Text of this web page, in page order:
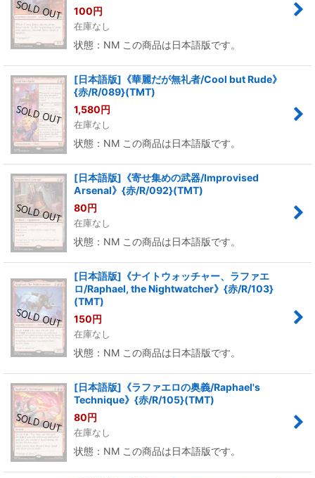
100円
在庫なし
状態：NM この商品は日本語版です。
[日本語版]《華麗だが無礼者/Cool but Rude》
{赤/R/089}(TMT)
1,580円
在庫なし
状態：NM この商品は日本語版です。
[日本語版]《寄せ集めの武器/Improvised
Arsenal》{赤/R/092}(TMT)
80円
在庫なし
状態：NM この商品は日本語版です。
[日本語版]《ナイトウォッチャー、ラファエ
ロ/Raphael, the Nightwatcher》{赤/R/103}
(TMT)
150円
在庫なし
状態：NM この商品は日本語版です。
[日本語版]《ラファエロの奥義/Raphael's
Technique》{赤/R/105}(TMT)
80円
在庫なし
状態：NM この商品は日本語版です。